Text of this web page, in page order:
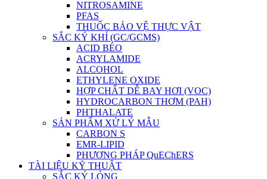
NITROSAMINE
PFAS
THUỐC BẢO VỆ THỰC VẬT
SẮC KÝ KHÍ (GC/GCMS)
ACID BÉO
ACRYLAMIDE
ALCOHOL
ETHYLENE OXIDE
HỢP CHẤT DỄ BAY HƠI (VOC)
HYDROCARBON THƠM (PAH)
PHTHALATE
SẢN PHẨM XỬ LÝ MẪU
CARBON S
EMR-LIPID
PHƯƠNG PHÁP QuEChERS
TÀI LIỆU KỸ THUẬT
SẮC KÝ LỎNG